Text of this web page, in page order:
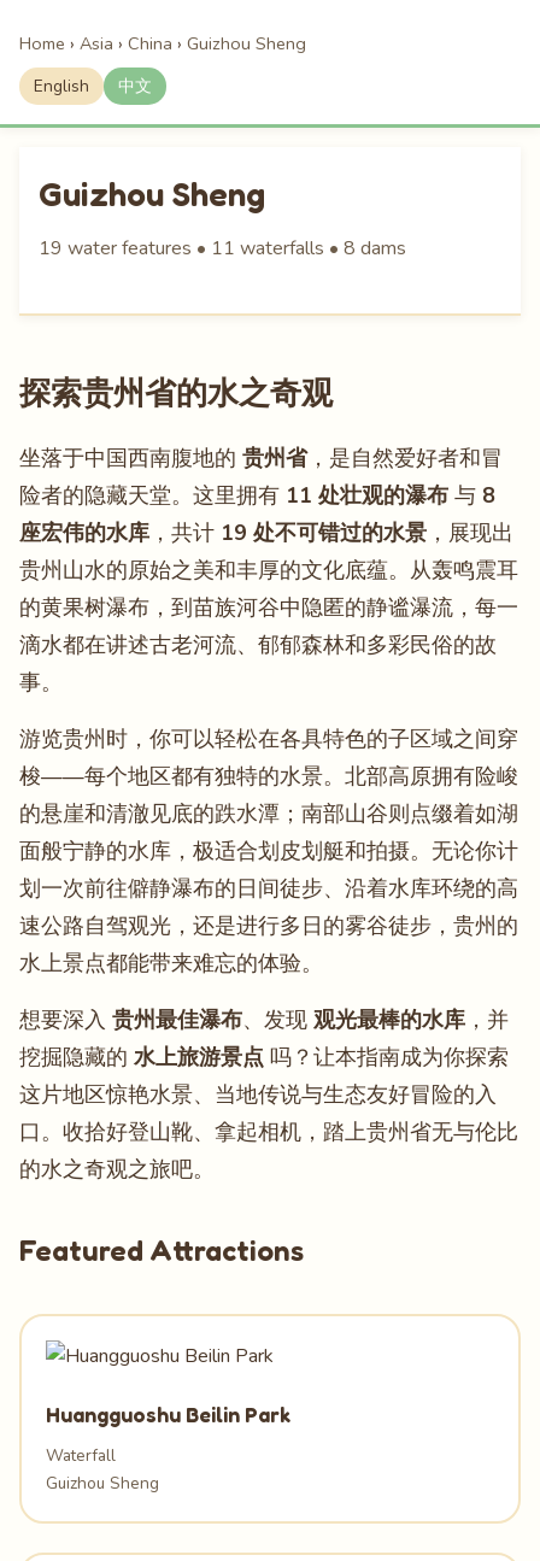
Home › Asia › China › Guizhou Sheng
English 中文
Guizhou Sheng
19 water features • 11 waterfalls • 8 dams
探索贵州省的水之奇观
坐落于中国西南腹地的 贵州省，是自然爱好者和冒
险者的隐藏天堂。这里拥有 11 处壮观的瀑布 与 8
座宏伟的水库 ，共计 19 处不可错过的水景 ，展现出
贵州山水的原始之美和丰厚的文化底蕴。从轰鸣震耳
的黄果树瀑布，到苗族河谷中隐匿的静谧瀑流，每一
滴水都在讲述古老河流、郁郁森林和多彩民俗的故
事。
游览贵州时，你可以轻松在各具特色的子区域之间穿
梭——每个地区都有独特的水景。北部高原拥有险峻
的悬崖和清澈见底的跌水潭；南部山谷则点缀着如湖
面般宁静的水库，极适合划皮划艇和拍摄。无论你计
划一次前往僻静瀑布的日间徒步、沿着水库环绕的高
速公路自驾观光，还是进行多日的雾谷徒步，贵州的
水上景点都能带来难忘的体验。
想要深入 贵州最佳瀑布、发现 观光最棒的水库 ，并
挖掘隐藏的 水上旅游景点 吗？让本指南成为你探索
这片地区惊艳水景、当地传说与生态友好冒险的入
口。收拾好登山靴、拿起相机，踏上贵州省无与伦比
的水之奇观之旅吧。
Featured Attractions
Huangguoshu Beilin Park
Waterfall
Guizhou Sheng